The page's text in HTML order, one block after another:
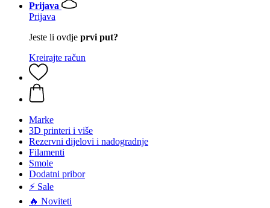
Prijava
Prijava
Jeste li ovdje prvi put?
Kreirajte račun
Marke
3D printeri i više
Rezervni dijelovi i nadogradnje
Filamenti
Smole
Dodatni pribor
⚡ Sale
🔥 Noviteti